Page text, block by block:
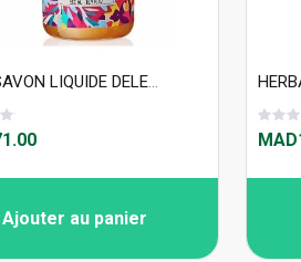
BAIJA SAVON LIQUIDE DELERIUM FLORAL 500ml
Ajouter au panier